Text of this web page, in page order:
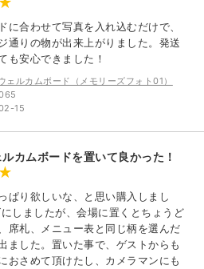
に合わせて写真を入れ込むだけで、
通りの物が出来上がりました。発送
も安心できました！
ェルカムボード（メモリーズフォト01）
15
カムボードを置いて良かった！
ぱり欲しいな、と思い購入しまし
しましたが、会場に置くとちょうど
席札、メニュー表と同じ柄を選んだ
ました。置いた事で、ゲストからも
おさめて頂けたし、カメラマンにも